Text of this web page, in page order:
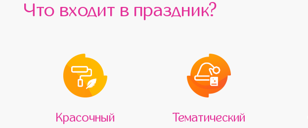
Что входит в праздник?
Красочный
Тематический